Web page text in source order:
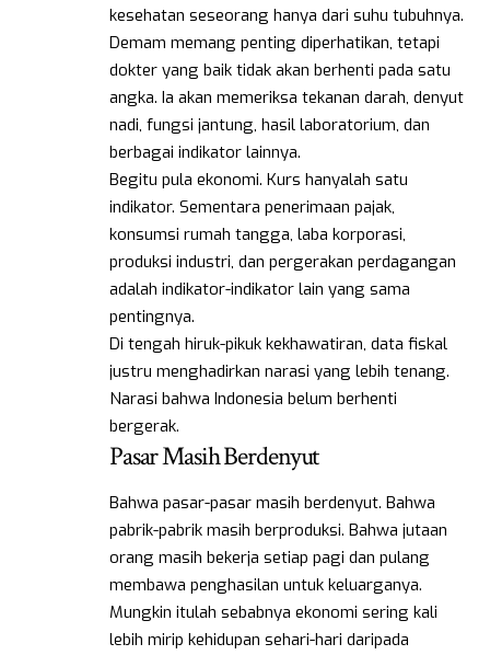
kesehatan seseorang hanya dari suhu tubuhnya.
Demam memang penting diperhatikan, tetapi
dokter yang baik tidak akan berhenti pada satu
angka. Ia akan memeriksa tekanan darah, denyut
nadi, fungsi jantung, hasil laboratorium, dan
berbagai indikator lainnya.
Begitu pula ekonomi. Kurs hanyalah satu
indikator. Sementara penerimaan pajak,
konsumsi rumah tangga, laba korporasi,
produksi industri, dan pergerakan perdagangan
adalah indikator-indikator lain yang sama
pentingnya.
Di tengah hiruk-pikuk kekhawatiran, data fiskal
justru menghadirkan narasi yang lebih tenang.
Narasi bahwa Indonesia belum berhenti
bergerak.
Pasar Masih Berdenyut
Bahwa pasar-pasar masih berdenyut. Bahwa
pabrik-pabrik masih berproduksi. Bahwa jutaan
orang masih bekerja setiap pagi dan pulang
membawa penghasilan untuk keluarganya.
Mungkin itulah sebabnya ekonomi sering kali
lebih mirip kehidupan sehari-hari daripada